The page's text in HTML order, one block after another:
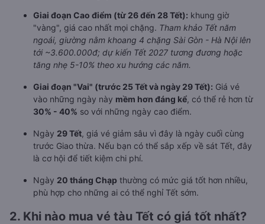
Giai đoạn Cao điểm (từ 26 đến 28 Tết): khung giờ
"vàng", giá cao nhất mọi chặng. Tham khảo Tết năm
ngoái, giường nằm khoang 4 chặng Sài Gòn - Hà Nội lên
tới ~3.600.000đ; dự kiến Tết 2027 tương đương hoặc
tăng nhẹ 5-10% theo xu hướng các năm.
Giai đoạn "Vai" (trước 25 Tết và ngày 29 Tết): Giá vé
vào những ngày này mềm hơn đáng kể, có thể rẻ hơn từ
30% - 40% so với những ngày cao điểm.
Ngày 29 Tết, giá vé giảm sâu vì đây là ngày cuối cùng
trước Giao thừa. Nếu bạn có thể sắp xếp về sát Tết, đây
là cơ hội để tiết kiệm chi phí.
Ngày 20 tháng Chạp thường có mức giá tốt hơn nhiều,
phù hợp cho những ai có thể nghỉ Tết sớm.
2. Khi nào mua vé tàu Tết có giá tốt nhất?